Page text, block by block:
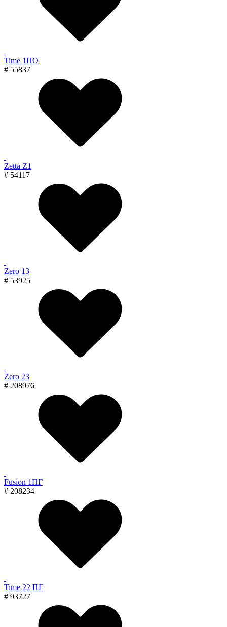
Time 1ПО
# 55837
Zetta Z1
# 54117
Zero 13
# 53925
Zero 23
# 208976
Fusion 1ПГ
# 208234
Time 22 ПГ
# 93727